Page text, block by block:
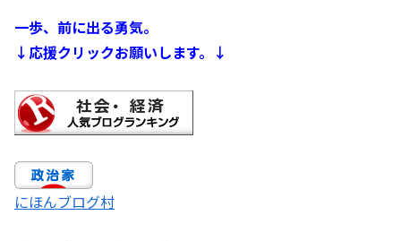
一歩、前に出る勇気。
↓応援クリックお願いします。↓
にほんブログ村